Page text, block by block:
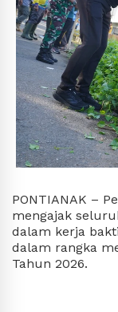
PONTIANAK –
mengajak
dalam kerja
dalam rangka
Tahun 2026.